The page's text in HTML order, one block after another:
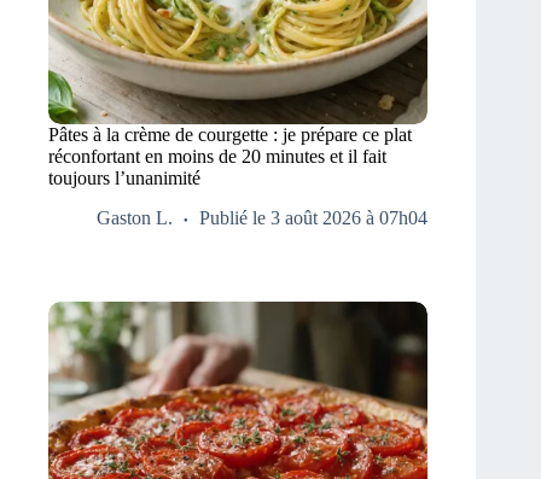
Pâtes à la crème de courgette : je prépare ce plat
réconfortant en moins de 20 minutes et il fait
toujours l’unanimité
Gaston L.
Publié le 3 août 2026 à 07h04